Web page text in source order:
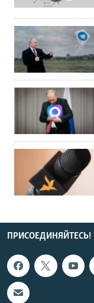
ПРИСОЕДИНЯЙТЕСЬ!